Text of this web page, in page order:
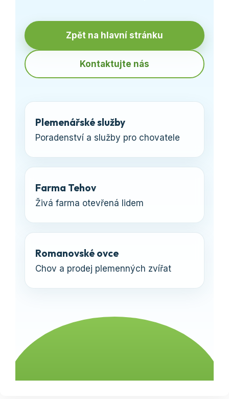
Zpět na hlavní stránku
Kontaktujte nás
Plemenářské služby
Poradenství a služby pro chovatele
Farma Tehov
Živá farma otevřená lidem
Romanovské ovce
Chov a prodej plemenných zvířat